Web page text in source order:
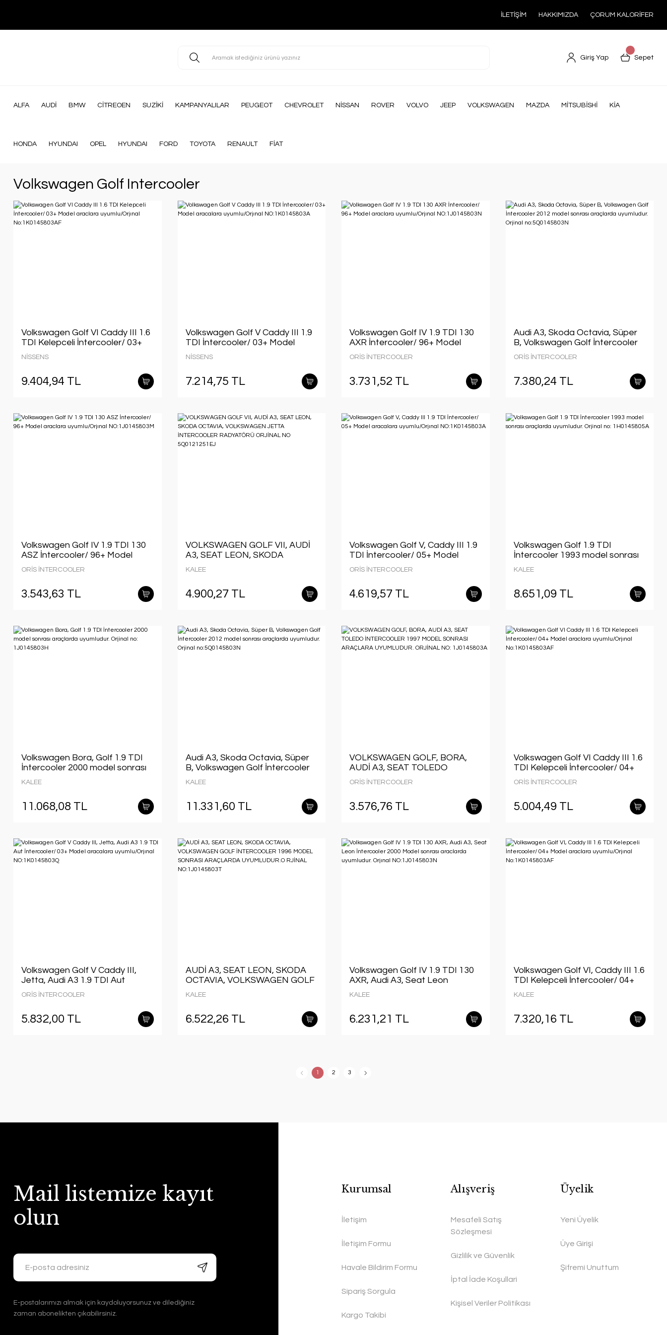
İLETİŞİM HAKKIMIZDA ÇORUM KALORİFER
Giriş Yap Sepet
ALFA AUDİ BMW CİTREOEN SUZİKİ KAMPANYALILAR PEUGEOT CHEVROLET NİSSAN ROVER VOLVO JEEP VOLKSWAGEN MAZDA MİTSUBİSHİ KİA
HONDA HYUNDAI OPEL HYUNDAI FORD TOYOTA RENAULT FİAT
Volkswagen Golf Intercooler
Volkswagen Golf VI Caddy III 1.6
TDI Kelepceli İntercooler/ 03+
Model araclara uyumlu/Orjınal
No:1K0145803AF
NİSSENS
9.404,94 TL
Volkswagen Golf V Caddy III 1.9
TDI İntercooler/ 03+ Model
aracalara uyumlu/Orjınal
NO:1K0145803A
NİSSENS
7.214,75 TL
Volkswagen Golf IV 1.9 TDI 130
AXR İntercooler/ 96+ Model
araclara uyumlu/Orjınal
NO:1J0145803N
ORİS İNTERCOOLER
3.731,52 TL
Audi A3, Skoda Octavia, Süper
B, Volkswagen Golf İntercooler
2012 model sonrası araçlarda
uyumludur. Orjinal
ORİS İNTERCOOLER
7.380,24 TL
Volkswagen Golf IV 1.9 TDI 130
ASZ İntercooler/ 96+ Model
araclara uyumlu/Orjınal
NO:1J0145803M
ORİS İNTERCOOLER
3.543,63 TL
VOLKSWAGEN GOLF VII, AUDİ
A3, SEAT LEON, SKODA
JETTA İNTERCOOLER
5Q0121251EJ
KALEE
4.900,27 TL
Volkswagen Golf V, Caddy III 1.9
TDI İntercooler/ 05+ Model
aracalara uyumlu/Orjınal
NO:1K0145803A
ORİS İNTERCOOLER
4.619,57 TL
Volkswagen Golf 1.9 TDI
İntercooler 1993 model sonrası
1H0145805A
KALEE
8.651,09 TL
Volkswagen Bora, Golf 1.9 TDI
İntercooler 2000 model sonrası
1J0145803H
KALEE
11.068,08 TL
Audi A3, Skoda Octavia, Süper
B, Volkswagen Golf İntercooler
uyumludur. Orjinal
KALEE
11.331,60 TL
VOLKSWAGEN GOLF, BORA,
AUDİ A3, SEAT TOLEDO
İNTERCOOLER 1997 MODEL
SONRASI ARAÇLARA
1J0145803A
ORİS İNTERCOOLER
3.576,76 TL
Volkswagen Golf VI Caddy III 1.6
TDI Kelepceli İntercooler/ 04+
Model araclara uyumlu/Orjınal
No:1K0145803AF
ORİS İNTERCOOLER
5.004,49 TL
Volkswagen Golf V Caddy III,
Jetta, Audi A3 1.9 TDI Aut
İntercooler/ 03+ Model
aracalara uyumlu/Orjınal
ORİS İNTERCOOLER
5.832,00 TL
AUDİ A3, SEAT LEON, SKODA
OCTAVIA, VOLKSWAGEN GOLF
SONRASI ARAÇLARDA
NO:1J0145803T
KALEE
6.522,26 TL
Volkswagen Golf IV 1.9 TDI 130
AXR, Audi A3, Seat Leon
araclarda uyumludur. Orjınal
KALEE
6.231,21 TL
Volkswagen Golf VI, Caddy III 1.6
TDI Kelepceli İntercooler/ 04+
No:1K0145803AF
KALEE
7.320,16 TL
1 2 3
Mail listemize kayıt
olun
E-postalarımızı almak için kaydoluyorsunuz ve dilediğiniz
zaman abonelikten çıkabilirsiniz.
Kurumsal
İletişim
İletişim Formu
Havale Bildirim Formu
Sipariş Sorgula
Kargo Takibi
Alışveriş
Mesafeli Satış
Sözleşmesi
Gizlilik ve Güvenlik
İptal İade Koşullari
Kişisel Veriler Politikası
Üyelik
Yeni Üyelik
Üye Girişi
Şifremi Unuttum